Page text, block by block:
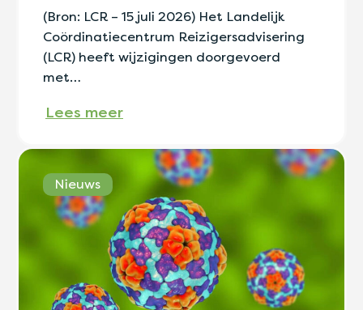
(Bron: LCR – 15 juli 2026) Het Landelijk
Coördinatiecentrum Reizigersadvisering
(LCR) heeft wijzigingen doorgevoerd
met…
Lees meer
Nieuws